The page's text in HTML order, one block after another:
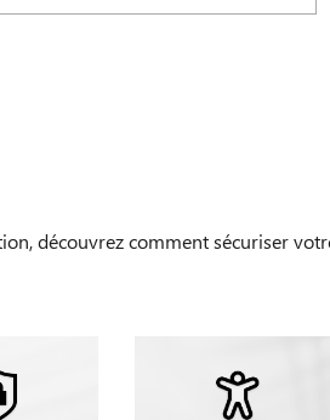
découvrez comment sécuriser